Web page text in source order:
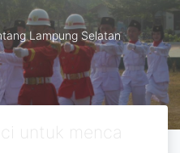
Lampung Selatan